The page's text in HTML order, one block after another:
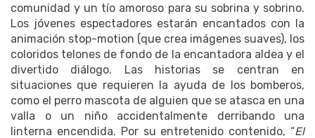
comunidad y un tío amoroso para su sobrina y sobrino.
Los jóvenes espectadores estarán encantados con la
animación stop-motion (que crea imágenes suaves), los
coloridos telones de fondo de la encantadora aldea y el
divertido diálogo. Las historias se centran en
situaciones que requieren la ayuda de los bomberos,
como el perro mascota de alguien que se atasca en una
valla o un niño accidentalmente derribando una
linterna encendida. Por su entretenido contenido, “El